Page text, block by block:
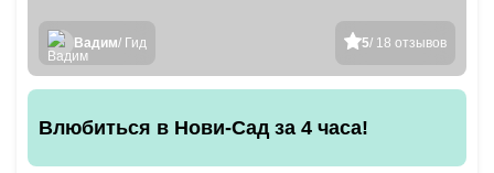
5/ 18 отзывов
Вадим/ Гид
Влюбиться в Нови-Сад за 4 часа!